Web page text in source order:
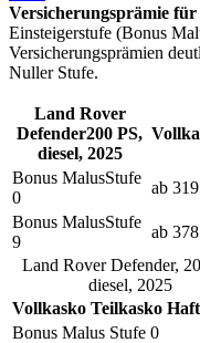
Versicherungsprämie
Einsteigerstufe (Bonus
Versicherungsprämien
Nuller Stufe.
Land Rover
Defender200 PS,
diesel, 2025
Bonus MalusStufe
0
ab
Bonus MalusStufe
9
ab
Land Rover Defender,
diesel, 2025
Vollkasko Teilkasko
Bonus Malus Stufe 0